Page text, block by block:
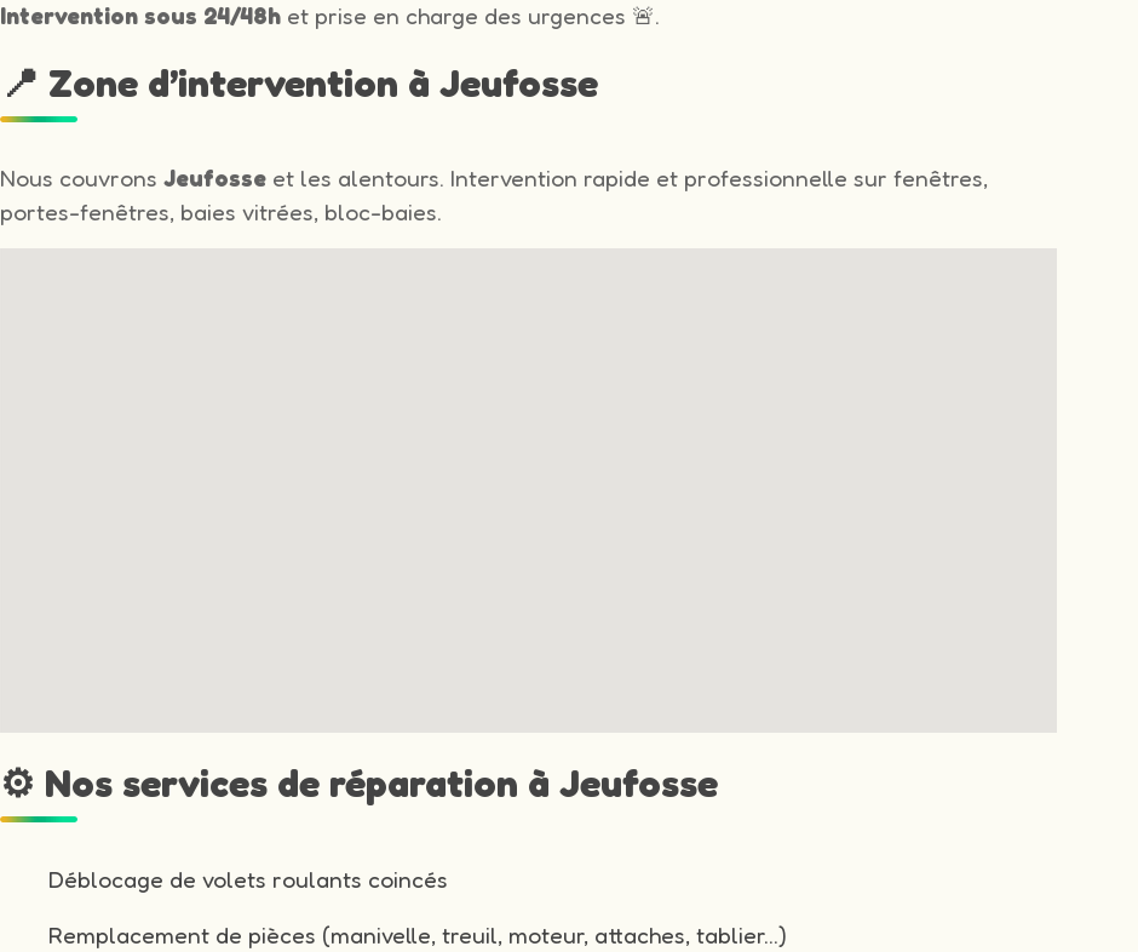
Intervention sous 24/48h et prise en charge des urgences 🚨.
📍 Zone d’intervention à Jeufosse
Nous couvronsJeufosse et les alentours. Intervention rapide et professionnelle sur fenêtres,
portes-fenêtres, baies vitrées, bloc-baies.
⚙️ Nos services de réparation à Jeufosse
Déblocage de volets roulants coincés
Remplacement de pièces (manivelle, treuil, moteur, attaches, tablier…)